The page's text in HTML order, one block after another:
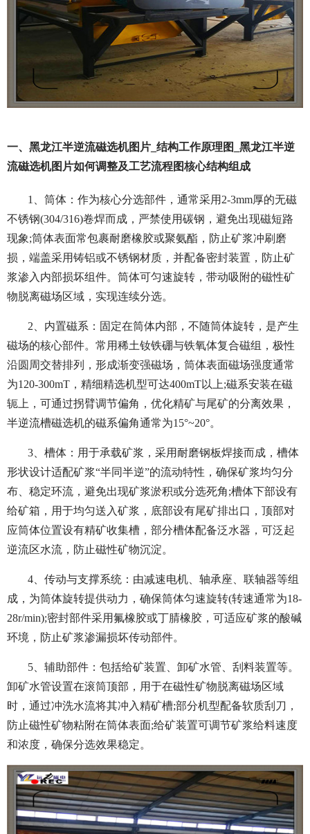
一、黑龙江半逆流磁选机图片_结构工作原理图_黑龙江半逆
流磁选机图片如何调整及工艺流程图核心结构组成
1、筒体：作为核心分选部件，通常采用2-3mm厚的无磁
不锈钢(304/316)卷焊而成，严禁使用碳钢，避免出现磁短路
现象;筒体表面常包裹耐磨橡胶或聚氨酯，防止矿浆冲刷磨
损，端盖采用铸铝或不锈钢材质，并配备密封装置，防止矿
浆渗入内部损坏组件。筒体可匀速旋转，带动吸附的磁性矿
物脱离磁场区域，实现连续分选。
2、内置磁系：固定在筒体内部，不随筒体旋转，是产生
磁场的核心部件。常用稀土钕铁硼与铁氧体复合磁组，极性
沿圆周交替排列，形成渐变强磁场，筒体表面磁场强度通常
为120-300mT，精细精选机型可达400mT以上;磁系安装在磁
轭上，可通过拐臂调节偏角，优化精矿与尾矿的分离效果，
半逆流槽磁选机的磁系偏角通常为15°~20°。
3、槽体：用于承载矿浆，采用耐磨钢板焊接而成，槽体
形状设计适配矿浆“半同半逆”的流动特性，确保矿浆均匀分
布、稳定环流，避免出现矿浆淤积或分选死角;槽体下部设有
给矿箱，用于均匀送入矿浆，底部设有尾矿排出口，顶部对
应筒体位置设有精矿收集槽，部分槽体配备泛水器，可泛起
逆流区水流，防止磁性矿物沉淀。
4、传动与支撑系统：由减速电机、轴承座、联轴器等组
成，为筒体旋转提供动力，确保筒体匀速旋转(转速通常为18-
28r/min);密封部件采用氟橡胶或丁腈橡胶，可适应矿浆的酸碱
环境，防止矿浆渗漏损坏传动部件。
5、辅助部件：包括给矿装置、卸矿水管、刮料装置等。
卸矿水管设置在滚筒顶部，用于在磁性矿物脱离磁场区域
时，通过冲洗水流将其冲入精矿槽;部分机型配备软质刮刀，
防止磁性矿物粘附在筒体表面;给矿装置可调节矿浆给料速度
和浓度，确保分选效果稳定。